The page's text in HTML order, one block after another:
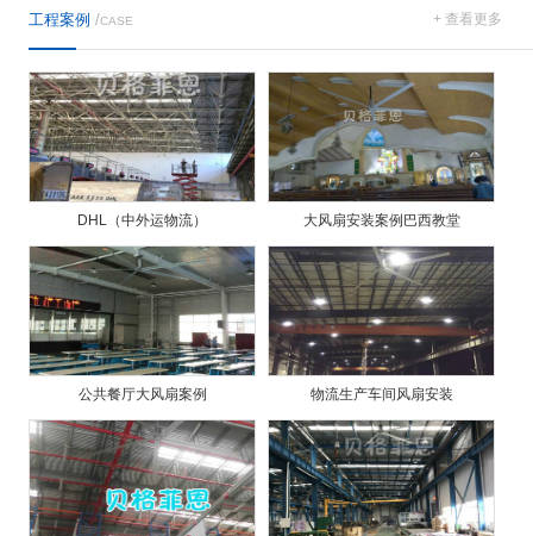
工程案例 /CASE + 查看更多
DHL（中外运物流） 大风扇安装案例巴西教堂
公共餐厅大风扇案例 物流生产车间风扇安装